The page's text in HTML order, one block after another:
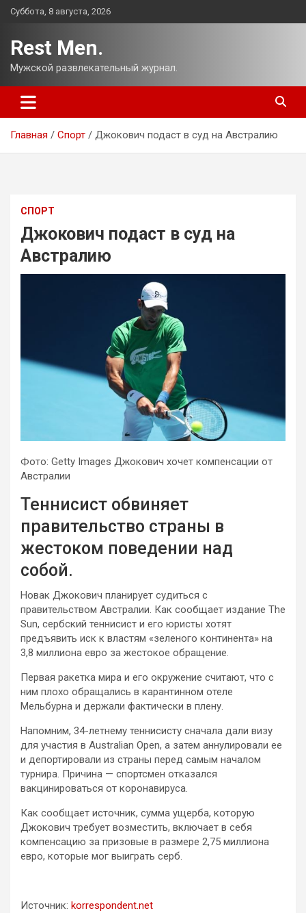
Перейти
Суббота, 8 августа, 2026
Rest Men.
Мужской развлекательный журнал.
Главная Спорт Джокович подаст в суд на Австралию
СПОРТ
Джокович подаст в суд на
Австралию
Фото: Getty Images Джокович хочет компенсации от
Австралии
Теннисист обвиняет
правительство страны в
жестоком поведении над
собой.
Новак Джокович планирует судиться с
правительством Австралии. Как сообщает издание The
Sun, сербский теннисист и его юристы хотят
предъявить иск к властям «зеленого континента» на
3,8 миллиона евро за жестокое обращение.
Первая ракетка мира и его окружение считают, что с
ним плохо обращались в карантинном отеле
Мельбурна и держали фактически в плену.
Напомним, 34-летнему теннисисту сначала дали визу
для участия в Australian Open, а затем аннулировали ее
и депортировали из страны перед самым началом
турнира. Причина — спортсмен отказался
вакцинироваться от коронавируса.
Как сообщает источник, сумма ущерба, которую
Джокович требует возместить, включает в себя
компенсацию за призовые в размере 2,75 миллиона
евро, которые мог выиграть серб.
Источник: korrespondent.net